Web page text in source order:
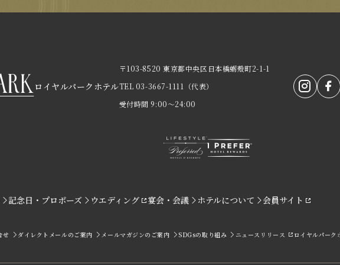
ロイヤルパークホテル
〒103-8520 東京都中央区日本橋蛎殻町2-1-1
TEL 03-3667-1111
（代表）
受付時間 9:00～24:00
記念日・プロポーズ ウエディング 宴会・会議 ホテルについて 会員サイト
せ ダイレクトメールのご案内 メールマガジンのご案内 SDGsの取り組み ニュースリリース ロイヤルパーク